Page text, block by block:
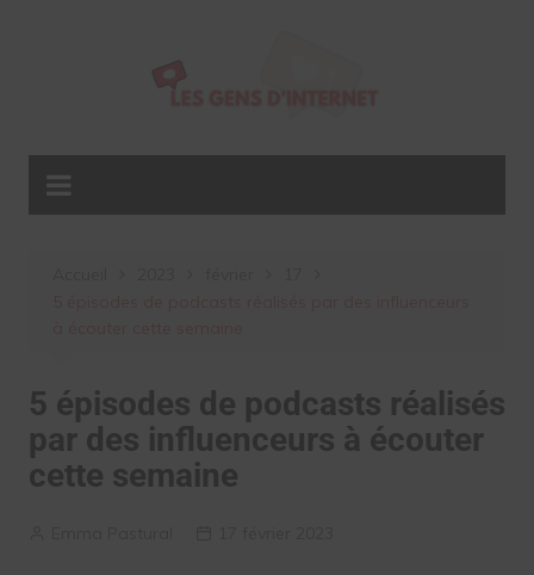
5 épisodes de podcasts réalisés
par des influenceurs à écouter
cette semaine